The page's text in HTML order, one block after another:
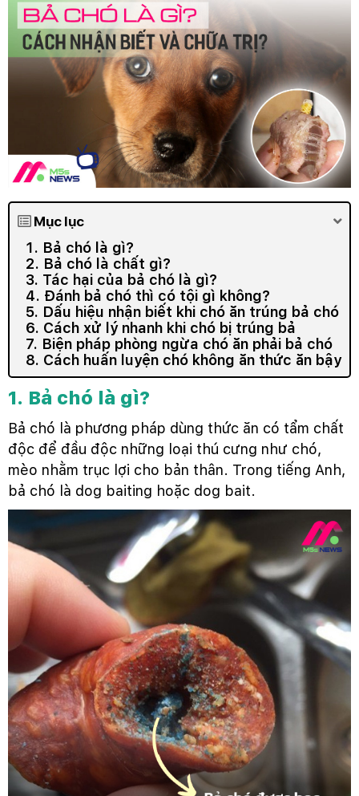
Mục lục
1. Bả chó là gì?
2. Bả chó là chất gì?
3. Tác hại của bả chó là gì?
4. Đánh bả chó thì có tội gì không?
5. Dấu hiệu nhận biết khi chó ăn trúng bả chó
6. Cách xử lý nhanh khi chó bị trúng bả
7. Biện pháp phòng ngừa chó ăn phải bả chó
8. Cách huấn luyện chó không ăn thức ăn bậy
1. Bả chó là gì?
Bả chó là phương pháp dùng thức ăn có tẩm chất
độc để đầu độc những loại thú cưng như chó,
mèo nhằm trục lợi cho bản thân. Trong tiếng Anh,
bả chó là dog baiting hoặc dog bait.